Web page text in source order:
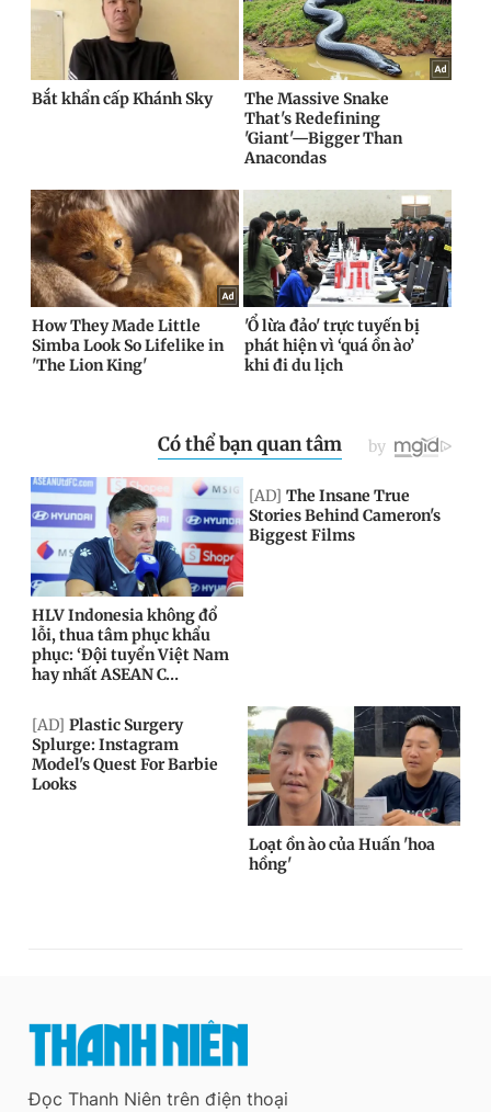
Đọc Thanh Niên trên điện thoại